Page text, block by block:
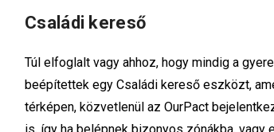
Családi kereső
Túl elfoglalt vagy ahhoz, hogy mindig a
beépítettek egy Családi kereső eszközt,
térképen, közvetlenül az OurPact
is, így ha belépnek bizonyos zónákba, vagy